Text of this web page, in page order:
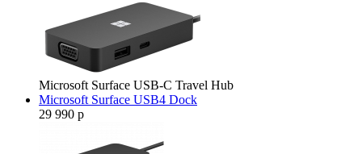
Microsoft Surface USB-C Travel Hub
Microsoft Surface USB4 Dock
29 990 р